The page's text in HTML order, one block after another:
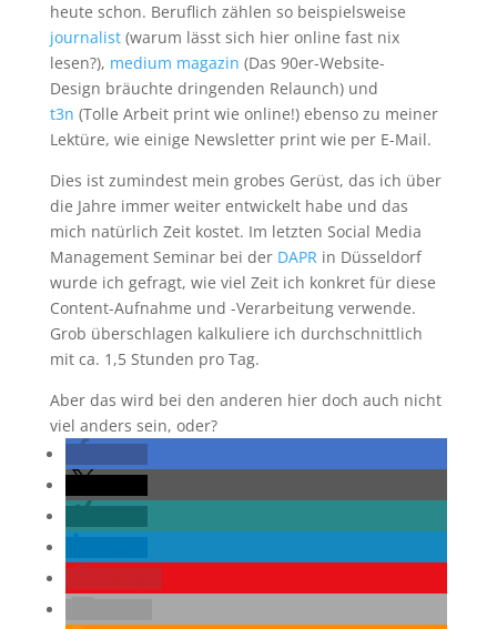
heute schon. Beruflich zählen so beispielsweise
journalist(warum lässt sich hier online fast nix
lesen?), medium magazin (Das 90er-Website-
Design bräuchte dringenden Relaunch) und
t3n (Tolle Arbeit print wie online!) ebenso zu meiner
Lektüre, wie einige Newsletter print wie per E-Mail.
Dies ist zumindest mein grobes Gerüst, das ich über
die Jahre immer weiter entwickelt habe und das
mich natürlich Zeit kostet. Im letzten Social Media
Management Seminar bei der DAPRin Düsseldorf
wurde ich gefragt, wie viel Zeit ich konkret für diese
Content-Aufnahme und -Verarbeitung verwende.
Grob überschlagen kalkuliere ich durchschnittlich
mit ca. 1,5 Stunden pro Tag.
Aber das wird bei den anderen hier doch auch nicht
viel anders sein, oder?